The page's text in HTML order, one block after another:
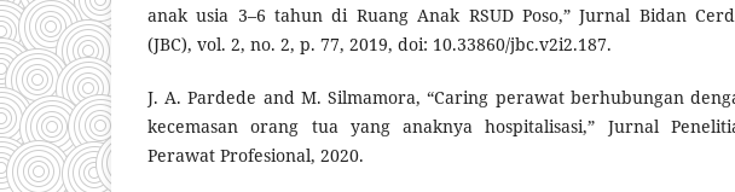
anak usia 3–6 tahun di Ruang Anak RSUD Poso,” Jurnal Bidan
(JBC), vol. 2, no. 2, p. 77, 2019, doi: 10.33860/jbc.v2i2.187.
J. A. Pardede and M. Silmamora, “Caring perawat berhubungan
kecemasan orang tua yang anaknya hospitalisasi,” Jurnal
Perawat Profesional, 2020.